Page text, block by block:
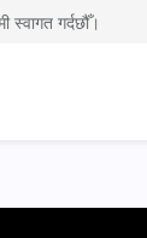
स्वागत गर्दछौँ।